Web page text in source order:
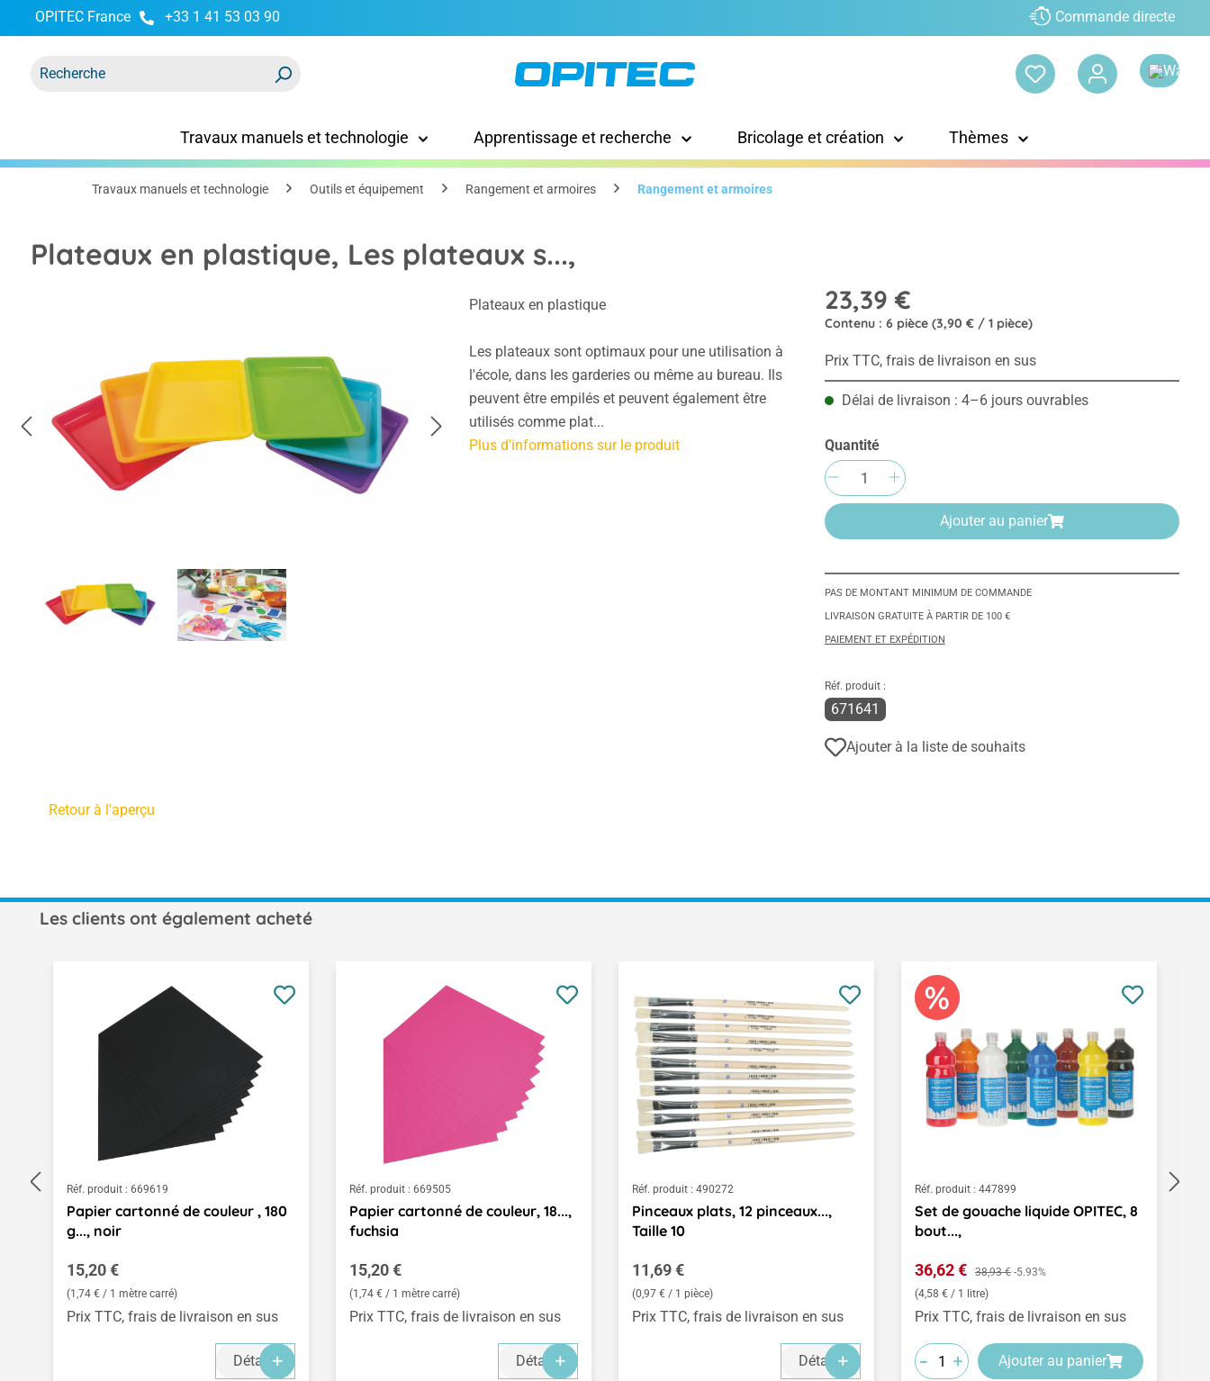
Passer à la navigation principale
OPITEC France +33 1 41 53 03 90 Commande directe
Travaux manuels et technologie Apprentissage et recherche Bricolage et création Thèmes
Travaux manuels et technologie Outils et équipement Rangement et armoires Rangement et armoires
Plateaux en plastique, Les plateaux s...,
Plateaux en plastique
Les plateaux sont optimaux pour une utilisation à
l'école, dans les garderies ou même au bureau. Ils
peuvent être empilés et peuvent également être
utilisés comme plat...
Plus d'informations sur le produit
23,39 €
Contenu : 6 pièce (3,90 € / 1 pièce)
Prix TTC, frais de livraison en sus
Délai de livraison : 4–6 jours ouvrables
Quantité
Quantité de produit : Entrez la
Ajouter au panier
PAS DE MONTANT MINIMUM DE COMMANDE
LIVRAISON GRATUITE À PARTIR DE 100 €
PAIEMENT ET EXPÉDITION
Réf. produit :
671641
Ajouter à la liste de souhaits
Retour à l'aperçu
Les clients ont également acheté
Réf. produit : 669619
Papier cartonné de couleur , 180
g..., noir
Prix régulier :
15,20 €
(1,74 € / 1 mètre carré)
Prix TTC, frais de livraison en sus
Détails
Réf. produit : 669505
Papier cartonné de couleur, 18...,
fuchsia
Prix régulier :
15,20 €
(1,74 € / 1 mètre carré)
Prix TTC, frais de livraison en sus
Détails
Réf. produit : 490272
Pinceaux plats, 12 pinceaux...,
Taille 10
Prix régulier :
11,69 €
(0,97 € / 1 pièce)
Prix TTC, frais de livraison en sus
Détails
Réf. produit : 447899
Set de gouache liquide OPITEC, 8
bout...,
Prix de vente :
36,62 € Prix régulier :
38,93 € -5.93%
(4,58 € / 1 litre)
Prix TTC, frais de livraison en sus
-
-
- +
+
+ Ajouter au panier